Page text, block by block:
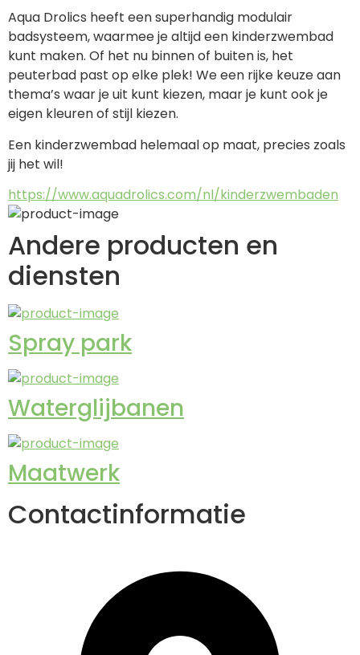
Aqua Drolics heeft een superhandig modulair
badsysteem, waarmee je altijd een kinderzwembad
kunt maken. Of het nu binnen of buiten is, het
peuterbad past op elke plek! We een rijke keuze aan
thema’s waar je uit kunt kiezen, maar je kunt ook je
eigen kleuren of stijl kiezen.
Een kinderzwembad helemaal op maat, precies zoals
jij het wil!
https://www.aquadrolics.com/nl/kinderzwembaden
Andere producten en
diensten
Spray park
Waterglijbanen
Maatwerk
Contactinformatie